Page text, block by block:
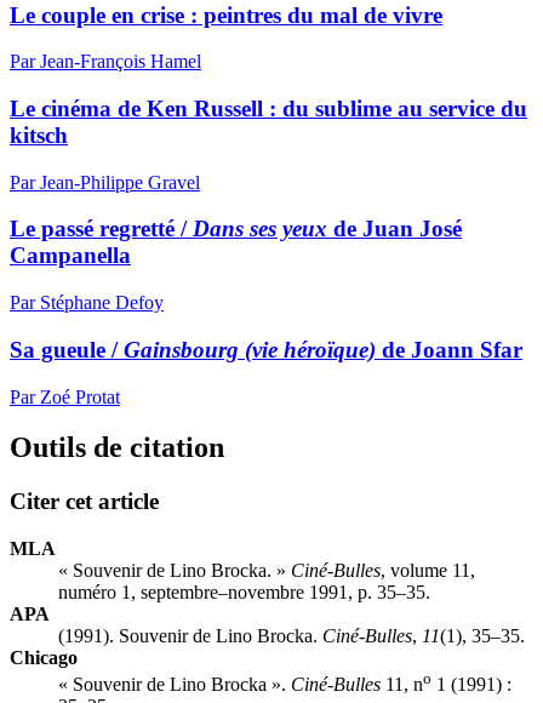
Le couple en crise : peintres du mal de vivre
Par Jean-François Hamel
Le cinéma de Ken Russell : du sublime au service du
kitsch
Par Jean-Philippe Gravel
Le passé regretté /Dans ses yeux de Juan José
Campanella
Par Stéphane Defoy
Sa gueule /Gainsbourg (vie héroïque) de Joann Sfar
Par Zoé Protat
Outils de citation
Citer cet article
MLA
« Souvenir de Lino Brocka. » Ciné-Bulles, volume 11,
numéro 1, septembre–novembre 1991, p. 35–35.
APA
(1991). Souvenir de Lino Brocka. Ciné-Bulles, 11(1), 35–35.
Chicago
« Souvenir de Lino Brocka ». Ciné-Bulles 11, no 1 (1991) :